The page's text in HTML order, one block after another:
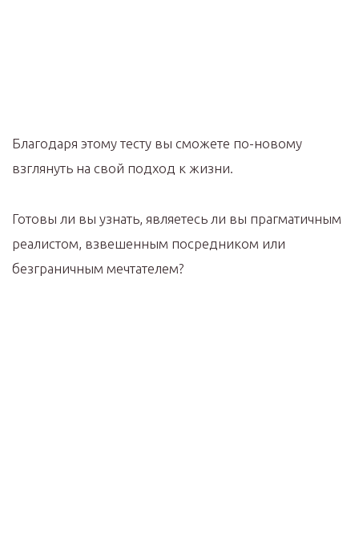
Благодаря этому тесту вы сможете по-новому
взглянуть на свой подход к жизни.
Готовы ли вы узнать, являетесь ли вы прагматичным
реалистом, взвешенным посредником или
безграничным мечтателем?